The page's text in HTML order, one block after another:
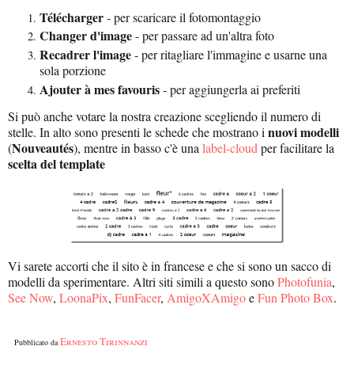
Télécharger- per scaricare il fotomontaggio
Changer d'image- per passare ad un'altra foto
Recadrer l'image- per ritagliare l'immagine e usarne una
sola porzione
Ajouter à mes favouris- per aggiungerla ai preferiti
Si può anche votare la nostra creazione scegliendo il numero di
stelle. In alto sono presenti le schede che mostrano i nuovi modelli
(Nouveautés), mentre in basso c'è una label-cloud per facilitare la
scelta del template
Vi sarete accorti che il sito è in francese e che si sono un sacco di
modelli da sperimentare. Altri siti simili a questo sonoPhotofunia,
See Now, LoonaPix, FunFacer, AmigoXAmigoeFun Photo Box.
Pubblicato daErnesto Tirinnanzi